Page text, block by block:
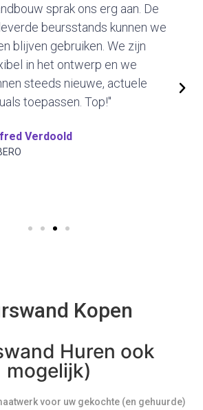
sprak ons erg aan. De
beursstands kunnen we
blijven gebruiken. We zijn
in het ontwerp en we
steeds nieuwe, actuele
toepassen. Top!"
Verdoold
Kopen
Huren ook
mogelijk)
voor uw gekochte (en gehuurde)